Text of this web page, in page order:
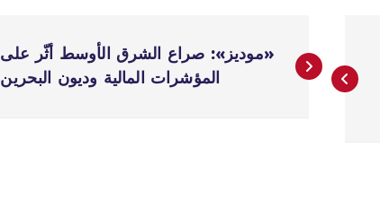
«موديز»: صراع الشرق الأوسط أثّر على
المؤشرات المالية وديون البحرين